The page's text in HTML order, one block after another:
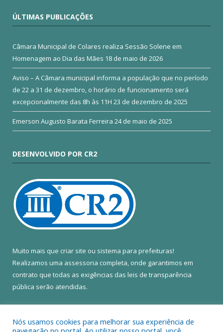
ÚLTIMAS PUBLICAÇÕES
Câmara Municipal de Colares realiza Sessão Solene em
Homenagem ao Dia das Mães 18 de maio de 2026
Aviso – A Câmara municipal informa a população que no período
de 22 a 31 de dezembro, o horário de funcionamento será
excepcionalmente das 8h às 11H 23 de dezembro de 2025
Emerson Augusto Barata Ferreira 24 de maio de 2025
DESENVOLVIDO POR CR2
Muito mais que criar site ou sistema para prefeituras!
Realizamos uma assessoria completa, onde garantimos em
contrato que todas as exigências das leis de transparência
pública serão atendidas.
Nós usamos cookies para melhorar sua experiência de